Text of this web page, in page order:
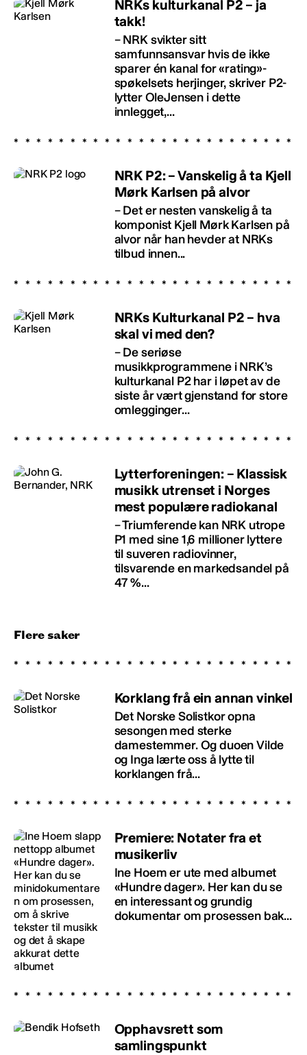
NRKs kulturkanal P2 – ja
takk!
– NRK svikter sitt
samfunnsansvar hvis de ikke
sparer én kanal for «rating»-
spøkelsets herjinger, skriver P2-
lytter OleJensen i dette
innlegget,...
NRK P2: – Vanskelig å ta Kjell
Mørk Karlsen på alvor
– Det er nesten vanskelig å ta
komponist Kjell Mørk Karlsen på
alvor når han hevder at NRKs
tilbud innen...
NRKs Kulturkanal P2 – hva
skal vi med den?
– De seriøse
musikkprogrammene i NRK’s
kulturkanal P2 har i løpet av de
siste år vært gjenstand for store
omlegginger...
Lytterforeningen: – Klassisk
musikk utrenset i Norges
mest populære radiokanal
– Triumferende kan NRK utrope
P1 med sine 1,6 millioner lyttere
til suveren radiovinner,
tilsvarende en markedsandel på
47 %...
Flere saker
Korklang frå ein annan vinkel
Det Norske Solistkor opna
sesongen med sterke
damestemmer. Og duoen Vilde
og Inga lærte oss å lytte til
korklangen frå...
Premiere: Notater fra et
musikerliv
Ine Hoem er ute med albumet
«Hundre dager». Her kan du se
en interessant og grundig
dokumentar om prosessen bak...
Opphavsrett som
samlingspunkt